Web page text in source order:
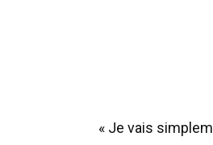
« Je vais